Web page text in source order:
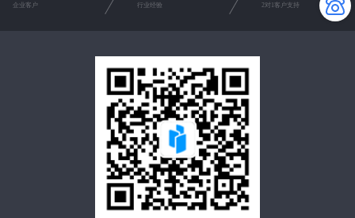
企业客户 行业经验 2对1客户支持